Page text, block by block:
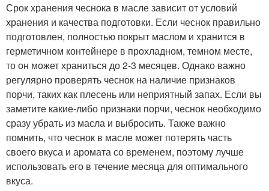
Срок хранения чеснока в масле зависит от условий
хранения и качества подготовки. Если чеснок правильно
подготовлен, полностью покрыт маслом и хранится в
герметичном контейнере в прохладном, темном месте,
то он может храниться до 2-3 месяцев. Однако важно
регулярно проверять чеснок на наличие признаков
порчи, таких как плесень или неприятный запах. Если вы
заметите какие-либо признаки порчи, чеснок необходимо
сразу убрать из масла и выбросить. Также важно
помнить, что чеснок в масле может потерять часть
своего вкуса и аромата со временем, поэтому лучше
использовать его в течение месяца для оптимального
вкуса.